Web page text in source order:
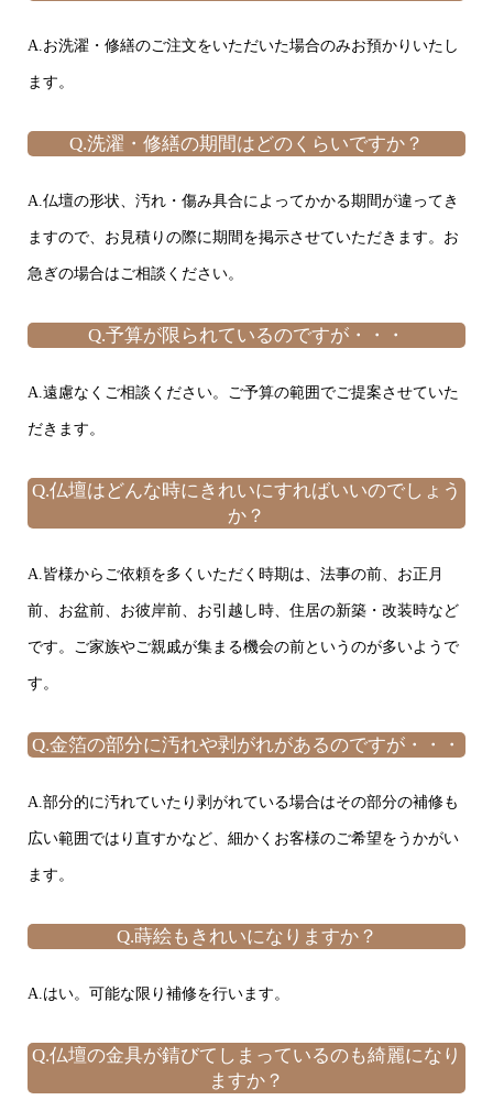
A.お洗濯・修繕のご注文をいただいた場合のみお預かりいたし
ます。
Q.洗濯・修繕の期間はどのくらいですか？
A.仏壇の形状、汚れ・傷み具合によってかかる期間が違ってき
ますので、お見積りの際に期間を掲示させていただきます。お
急ぎの場合はご相談ください。
Q.予算が限られているのですが・・・
A.遠慮なくご相談ください。ご予算の範囲でご提案させていた
だきます。
Q.仏壇はどんな時にきれいにすればいいのでしょう
か？
A.皆様からご依頼を多くいただく時期は、法事の前、お正月
前、お盆前、お彼岸前、お引越し時、住居の新築・改装時など
です。ご家族やご親戚が集まる機会の前というのが多いようで
す。
Q.金箔の部分に汚れや剥がれがあるのですが・・・
A.部分的に汚れていたり剥がれている場合はその部分の補修も
広い範囲ではり直すかなど、細かくお客様のご希望をうかがい
ます。
Q.蒔絵もきれいになりますか？
A.はい。可能な限り補修を行います。
Q.仏壇の金具が錆びてしまっているのも綺麗になり
ますか？